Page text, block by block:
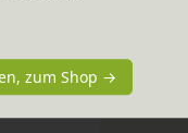
zum Shop →